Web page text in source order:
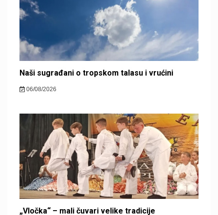
Naši sugrađani o tropskom talasu i vrućini
06/08/2026
„Vločka“ – mali čuvari velike tradicije